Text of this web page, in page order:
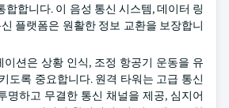
합합니다. 이 음성 통신 시스템, 데이터 링
플랫폼은 원활한 정보 교환을 보장합니
이션은 상황 인식, 조정 항공기 운동을 유
도록 중요합니다. 원격 타워는 고급 통신
명하고 무결한 통신 채널을 제공, 심지어